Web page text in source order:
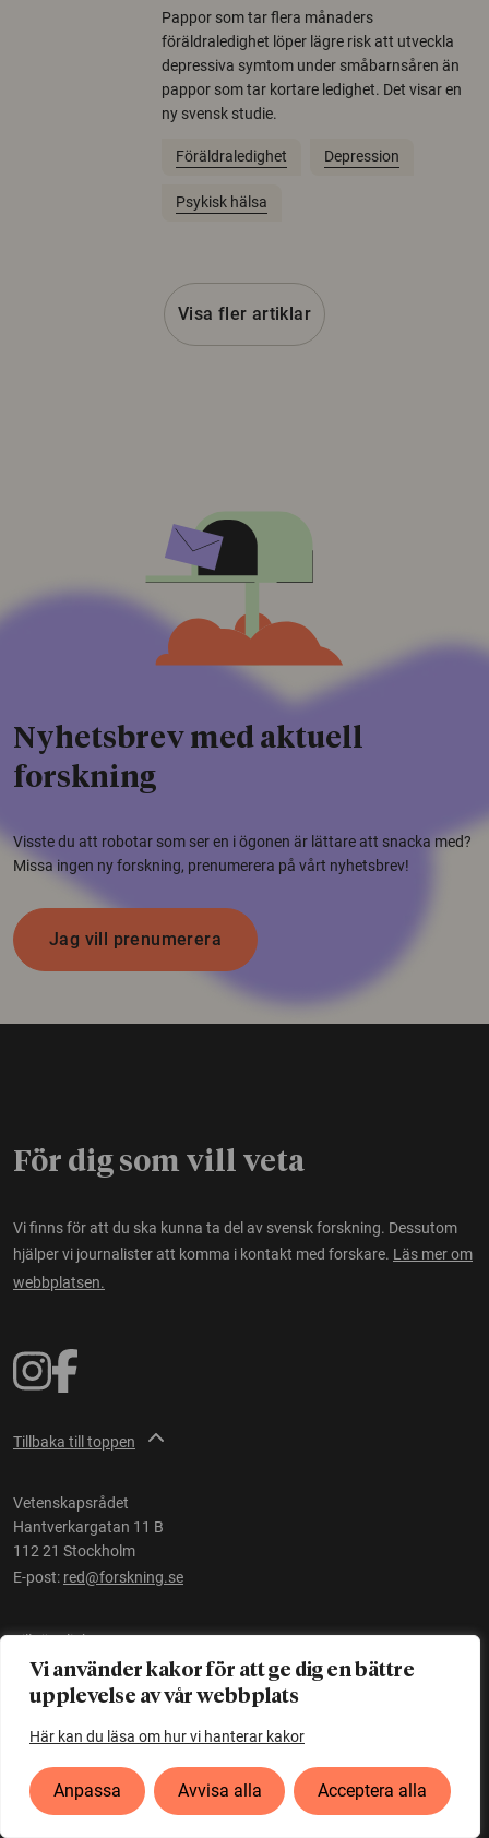
Vi använder kakor för att ge dig en bättre
upplevelse av vår webbplats
Här kan du läsa om hur vi hanterar kakor
Anpassa Avvisa alla Acceptera alla
Pappor som tar flera månaders
föräldraledighet löper lägre risk att utveckla
depressiva symtom under småbarnsåren än
pappor som tar kortare ledighet. Det visar en
ny svensk studie.
Föräldraledighet Depression
Psykisk hälsa
Visa fler artiklar
Nyhetsbrev med aktuell
forskning
Visste du att robotar som ser en i ögonen är lättare att snacka med?
Missa ingen ny forskning, prenumerera på vårt nyhetsbrev!
Jag vill prenumerera
För dig som vill veta
Vi finns för att du ska kunna ta del av svensk forskning. Dessutom
hjälper vi journalister att komma i kontakt med forskare. Läs mer om
webbplatsen.
Tillbaka till toppen
Vetenskapsrådet
Hantverkargatan 11 B
112 21 Stockholm
E-post: red@forskning.se
Tillgänglighet
Ett initiativ avVetenskapsrådet